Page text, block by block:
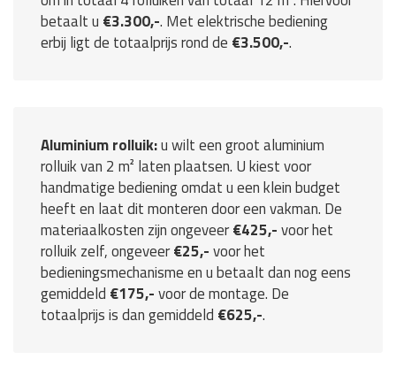
betaalt u €3.300,-. Met elektrische bediening
erbij ligt de totaalprijs rond de €3.500,-.
Aluminium rolluik:u wilt een groot aluminium
rolluik van 2 m² laten plaatsen. U kiest voor
handmatige bediening omdat u een klein budget
heeft en laat dit monteren door een vakman. De
materiaalkosten zijn ongeveer€425,-voor het
rolluik zelf, ongeveer€25,-voor het
bedieningsmechanisme en u betaalt dan nog eens
gemiddeld €175,-voor de montage. De
totaalprijs is dan gemiddeld €625,-.